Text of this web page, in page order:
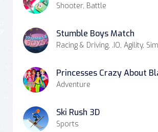
Shooter, Battle
Stumble Boys Match
Racing & Driving, .IO, Agility,
Princesses Crazy About
Adventure
Ski Rush 3D
Sports